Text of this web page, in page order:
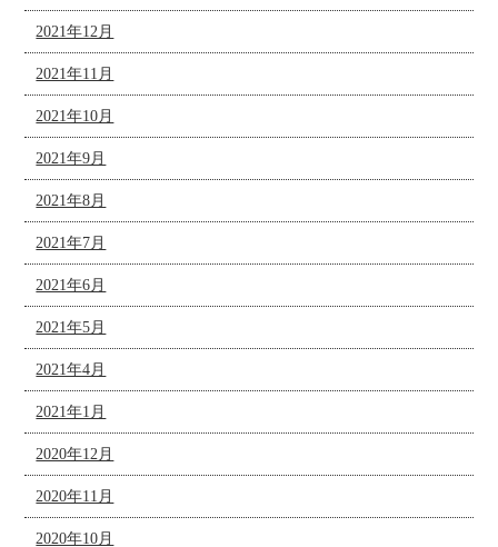
2021年12月
2021年11月
2021年10月
2021年9月
2021年8月
2021年7月
2021年6月
2021年5月
2021年4月
2021年1月
2020年12月
2020年11月
2020年10月